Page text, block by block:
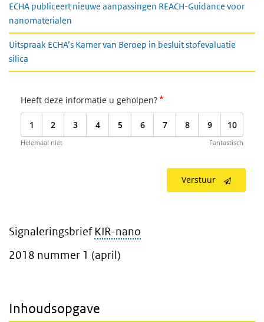
ECHA publiceert nieuwe aanpassingen REACH-Guidance voor
nanomaterialen
Uitspraak ECHA’s Kamer van Beroep in besluit stofevaluatie
silica
Heeft deze informatie u geholpen?*
1 2 3 4 5 6 7 8 9 10
Helemaal niet Fantastisch
Verstuur
Signaleringsbrief KIR-nano
2018 nummer 1 (april)
Inhoudsopgave